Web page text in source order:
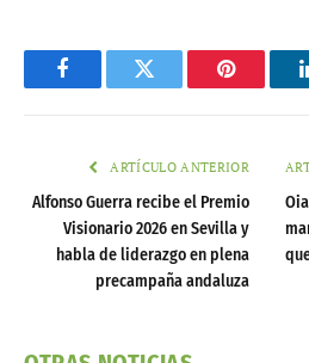
FacebookTwitter Pinterest
ARTÍCULO ANTERIOR
Alfonso Guerra recibe el Premio
Visionario 2026 en Sevilla y
habla de liderazgo en plena
precampaña andaluza